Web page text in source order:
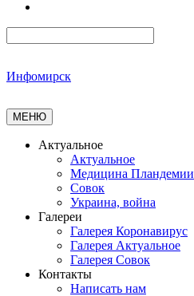
Инфомирск
МЕНЮ
Актуальное
Актуальное
Медицина Пландемии
Совок
Украина, война
Галереи
Галерея Коронавирус
Галерея Актуальное
Галерея Совок
Контакты
Написать нам